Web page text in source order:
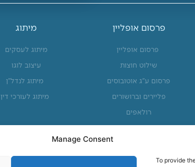
Manage Consent
To provide
פרסום אופליין
פרסום אופליין
שילוט חוצות
פרסום ע"ג אוטובוסים
פליירים וברושורים
רולאפים
מיתוג
מיתוג לעסקים
עיצוב לוגו
מיתוג לנדל"ן
מיתוג לעורכי דין